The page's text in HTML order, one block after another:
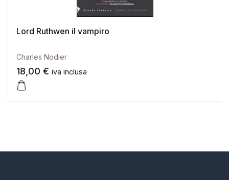
Lord Ruthwen il vampiro
Charles Nodier
18,00 € iva inclusa